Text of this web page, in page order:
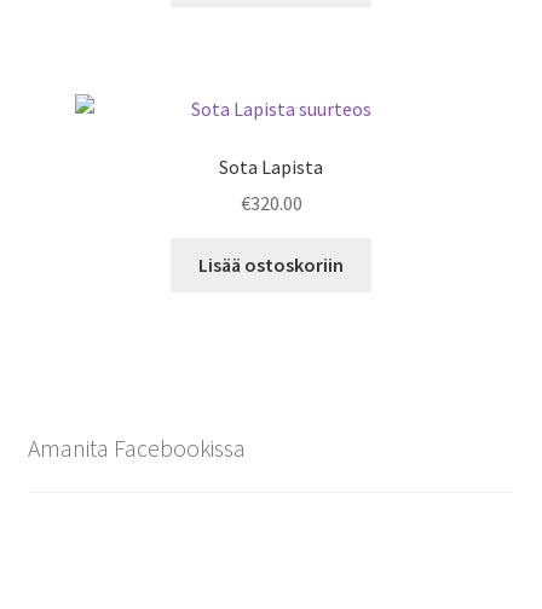
Sota Lapista
€320.00
Lisää ostoskoriin
Amanita Facebookissa